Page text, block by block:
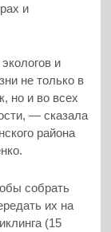
и
и
не только в
но и во всех
— сказала
района
собрать
их на
(15